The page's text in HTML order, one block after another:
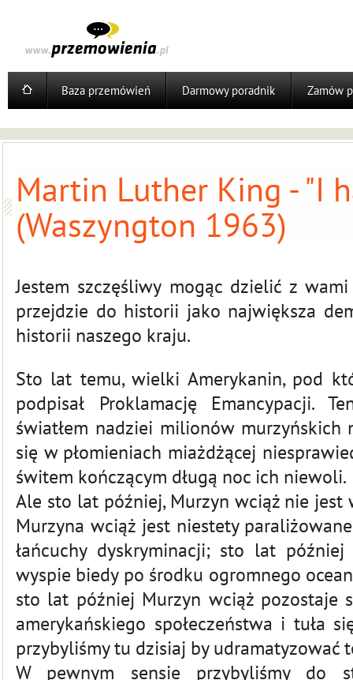
Baza przemówień Darmowy poradnik Zamów
Martin Luther King - "I
(Waszyngton 1963)
Jestem szczęśliwy mogąc dzielić z
przejdzie do historii jako największa
historii naszego kraju.
Sto lat temu, wielki Amerykanin, pod
podpisał Proklamację Emancypacji.
światłem nadziei milionów
się w płomieniach miażdżącej
świtem kończącym długą noc ich niewoli.
Ale sto lat później, Murzyn wciąż nie
Murzyna wciąż jest niestety
łańcuchy dyskryminacji; sto lat
wyspie biedy po środku ogromnego
sto lat później Murzyn wciąż pozostaje
amerykańskiego społeczeństwa i tuła
przybyliśmy tu dzisiaj by udramatyzować
W pewnym sensie przybyliśmy do